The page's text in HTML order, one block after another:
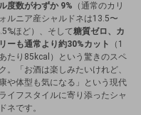
度数がわずか 9% （通常のカリ
ルニア産シャルドネは13.5〜
ほど）、そして糖質ゼロ、カ
ーも通常より約30%カット
（1
たり85kcal）という驚きのスペ
。「お酒は楽しみたいけれど、
や体型も気になる」という現代
イフスタイルに寄り添ったシャ
ネです。